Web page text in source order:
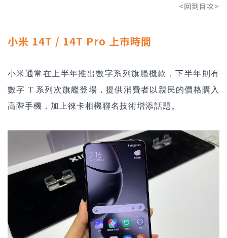
<回到目次>
小米 14T / 14T Pro 上市時間
小米通常在上半年推出數字系列旗艦機款，下半年則有
數字 T 系列次旗艦登場，提供消費者以親民的價格購入
高階手機，加上徠卡相機聯名技術增添話題。